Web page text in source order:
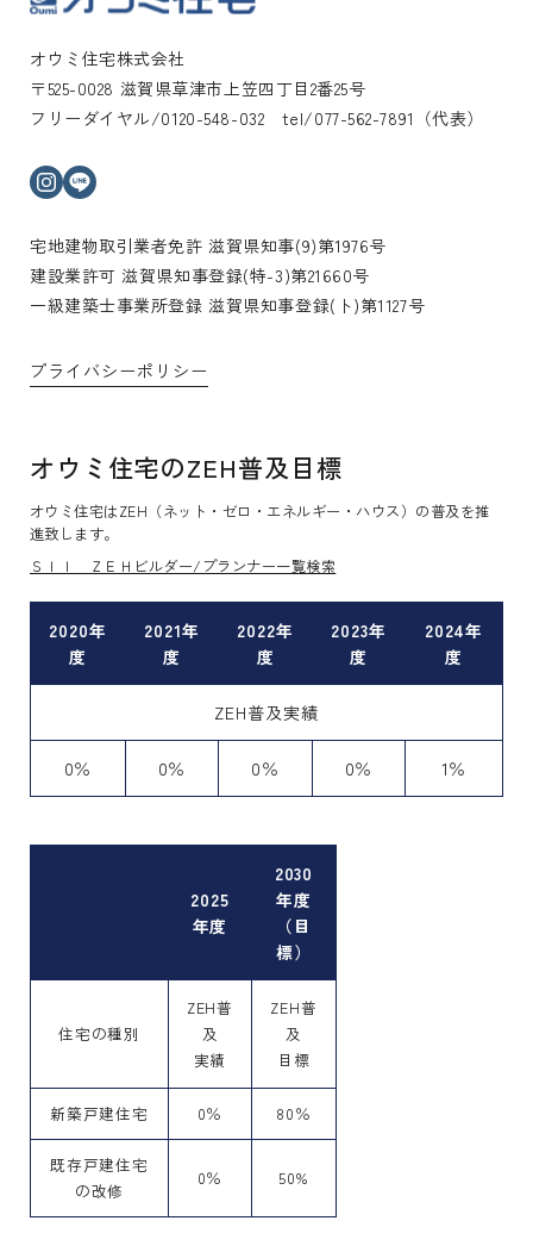
オウミ住宅株式会社
〒525-0028 滋賀県草津市上笠四丁目2番25号
フリーダイヤル/0120-548-032 tel/077-562-7891（代表）
インスタグラム
宅地建物取引業者免許 滋賀県知事(9)第1976号
建設業許可 滋賀県知事登録(特-3)第21660号
一級建築士事業所登録 滋賀県知事登録(ト)第1127号
プライバシーポリシー
オウミ住宅のZEH普及目標
オウミ住宅はZEH（ネット・ゼロ・エネルギー・ハウス）の普及を推
進致します。
ＳＩＩ ＺＥＨビルダー/プランナー一覧検索
2020年
度
2021年
度
2022年
度
2023年
度
2024年
度
ZEH普及実績
0％ 0％ 0％ 0％ 1％
2025
年度
2030
年度
（目
標）
住宅の種別
ZEH普
及
実績
ZEH普
及
目標
新築戸建住宅 0％ 80％
既存戸建住宅
の改修
0％ 50%